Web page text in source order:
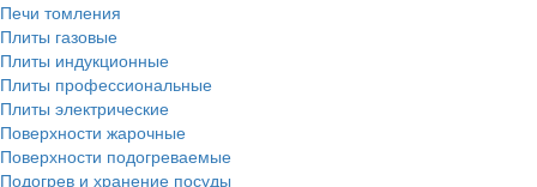
Печи томления
Плиты газовые
Плиты индукционные
Плиты профессиональные
Плиты электрические
Поверхности жарочные
Поверхности подогреваемые
Подогрев и хранение посуды